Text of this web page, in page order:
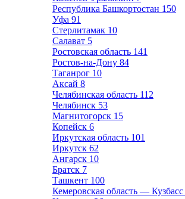
Республика Башкортостан 150
Уфа 91
Стерлитамак 10
Салават 5
Ростовская область 141
Ростов-на-Дону 84
Таганрог 10
Аксай 8
Челябинская область 112
Челябинск 53
Магнитогорск 15
Копейск 6
Иркутская область 101
Иркутск 62
Ангарск 10
Братск 7
Ташкент 100
Кемеровская область — Кузбасс